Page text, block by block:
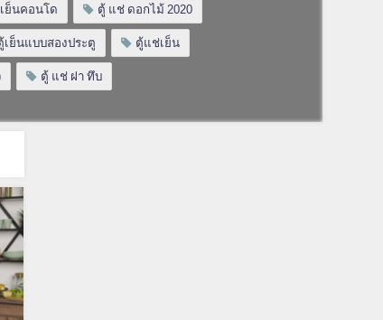
ย็นคอนโด ตู้ แช่ ดอกไม้ 2020
เย็นแบบสองประตู ตู้แช่เย็น
ตู้ แช่ ฝา ทึบ